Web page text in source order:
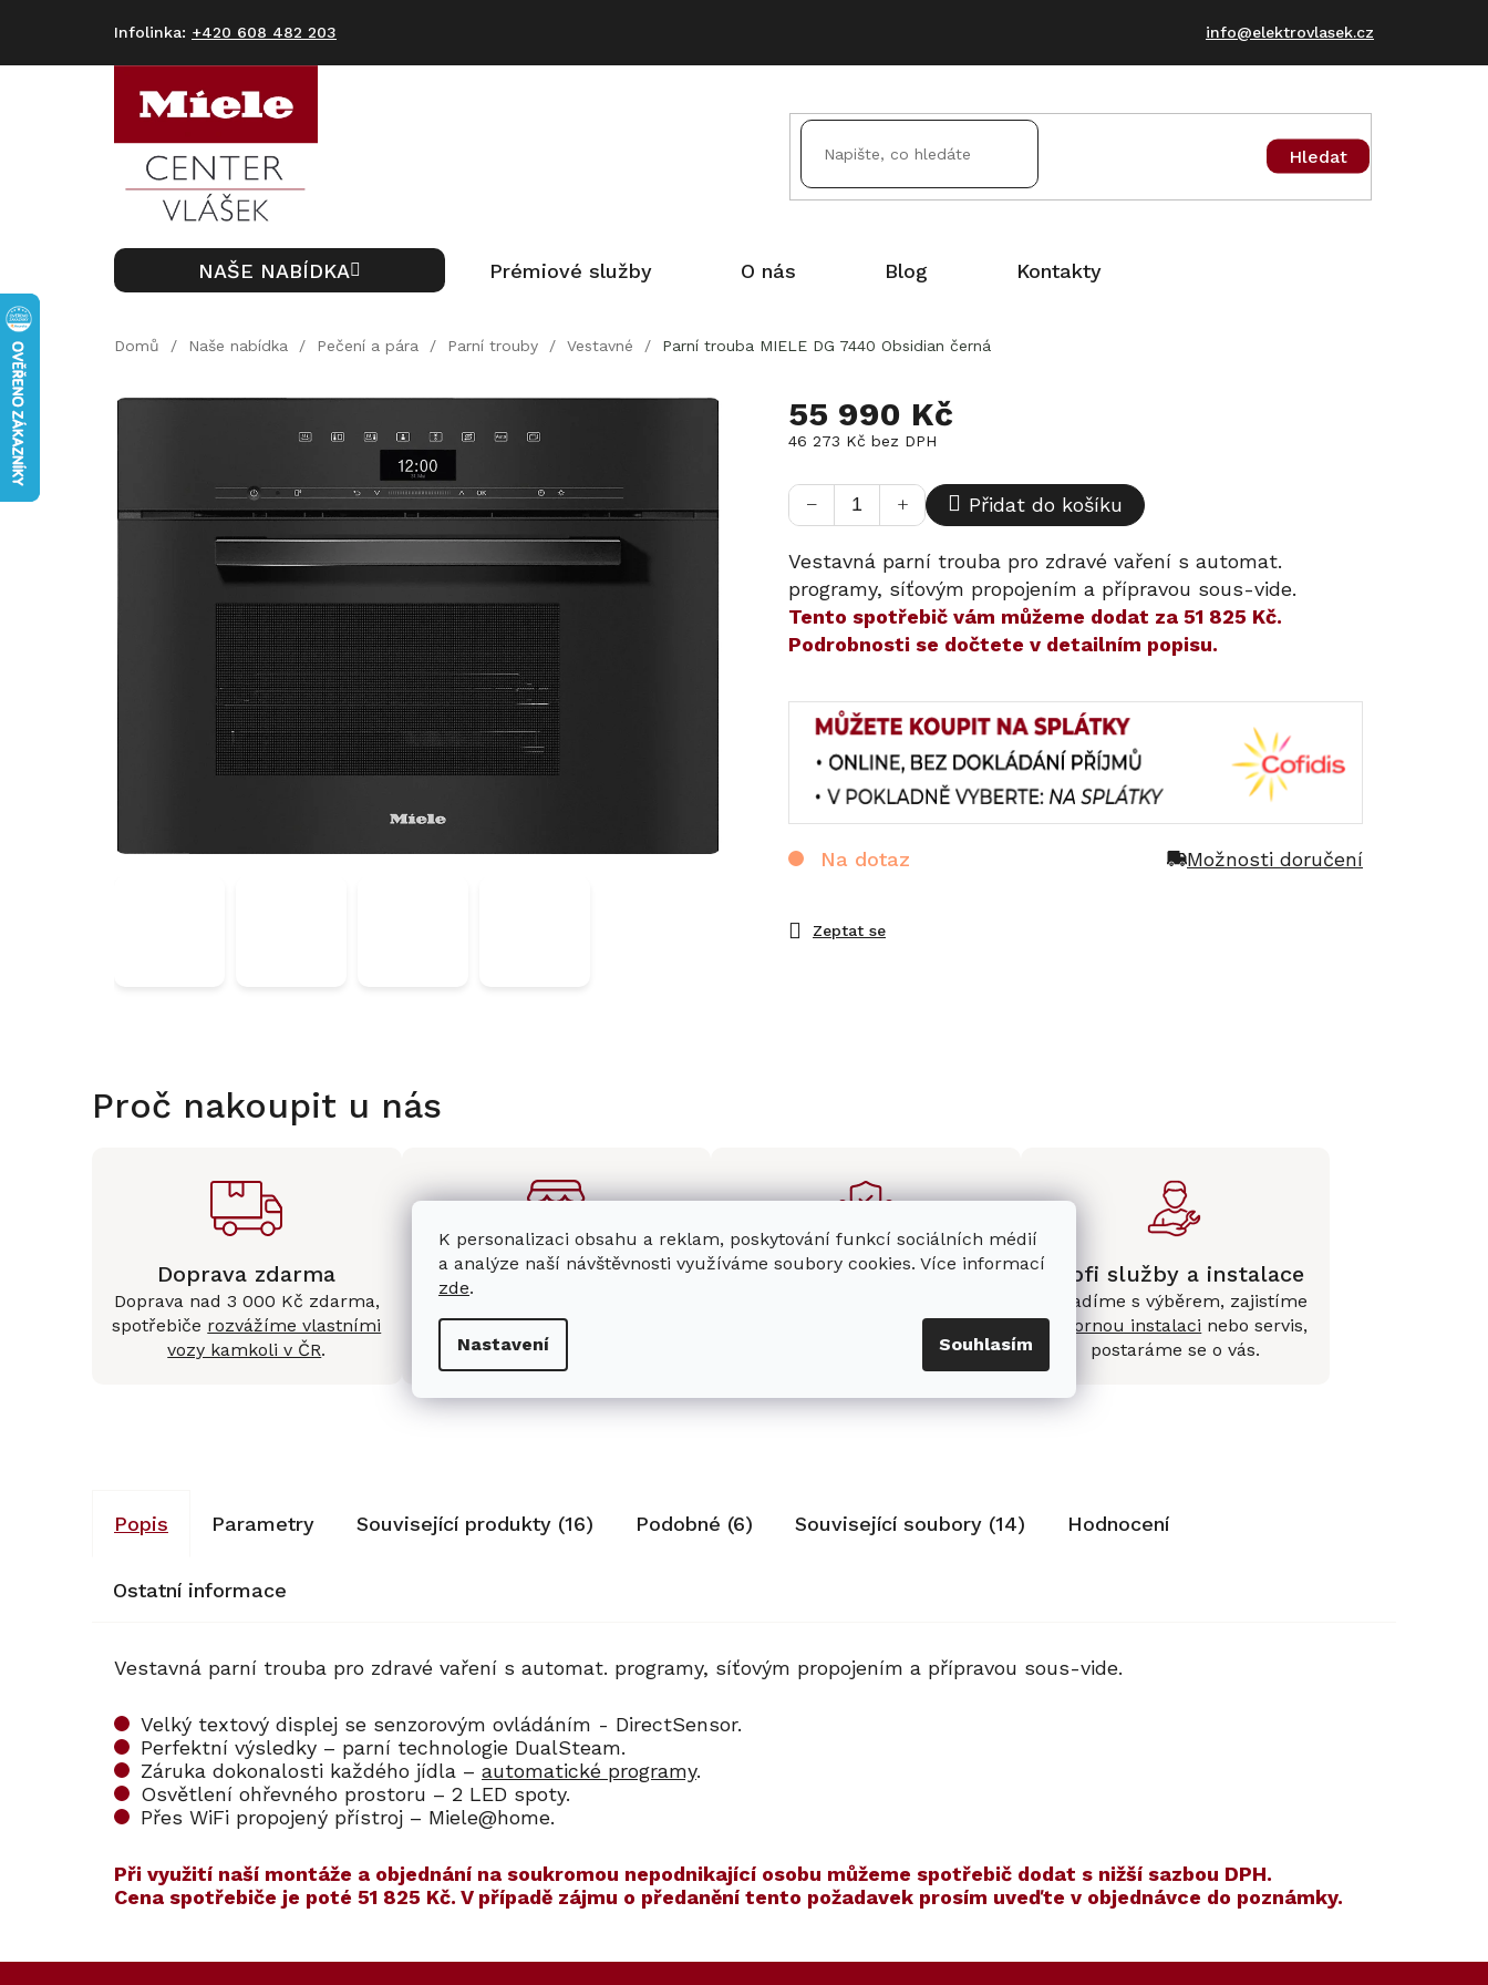
K personalizaci obsahu a reklam, poskytování funkcí sociálních médií
a analýze naší návštěvnosti využíváme soubory cookies. Více informací
zde.
Nastavení Souhlasím
+420 608 482 203 info@elektrovlasek.cz
Hledat
NAŠE NABÍDKA Prémiové služby O nás Blog Kontakty
Domů / Naše nabídka / Pečení a pára / Parní trouby / Vestavné / Parní trouba MIELE DG 7440 Obsidian černá
55 990 Kč
46 273 Kč bez DPH
cena:
+
− Přidat do košíku
Vestavná parní trouba pro zdravé vaření s automat.
programy, síťovým propojením a přípravou sous-vide.
​​Tento spotřebič vám můžeme dodat za 51 825 Kč.
Podrobnosti se dočtete v detailním popisu.
Zeptat se
Na dotaz Možnosti doručení
Proč nakoupit u nás
Doprava zdarma
Doprava nad 3 000 Kč zdarma,
spotřebiče rozvážíme vlastními
vozy kamkoli v ČR.
Kamenná prodejna
Máme
Králové s možností jednoduše u
nás zaparkovat.
Stabilní prodejce
domácích spotřebičů Miele se
zkušenostmi od roku 2001.
Profi služby a instalace
Poradíme s výběrem, zajistíme
odbornou instalaci nebo servis,
postaráme se o vás.
Popis Parametry Související produkty (16) Podobné (6) Související soubory (14) Hodnocení
Ostatní informace
Vestavná parní trouba pro zdravé vaření s automat. programy, síťovým propojením a přípravou sous-vide.
Velký textový displej se senzorovým ovládáním - DirectSensor.
Perfektní výsledky – parní technologie DualSteam.
Záruka dokonalosti každého jídla – automatické programy.
Osvětlení ohřevného prostoru – 2 LED spoty.
Přes WiFi propojený přístroj – Miele@home.
​​Při využití naší montáže a objednání na soukromou nepodnikající osobu můžeme spotřebič dodat s nižší sazbou DPH.
Cena spotřebiče je poté 51 825 Kč. V případě zájmu o předanění tento požadavek prosím uveďte v objednávce do poznámky.